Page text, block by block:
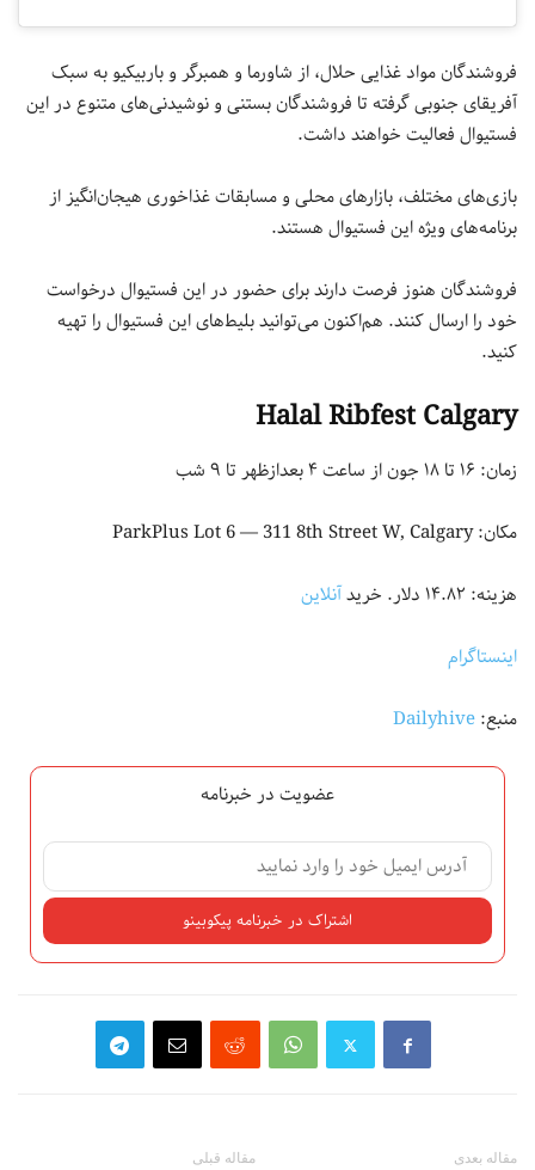
فروشندگان مواد غذایی حلال، از شاورما و همبرگر و باربیکیو به سبک
آفریقای جنوبی گرفته تا فروشندگان بستنی و نوشیدنی‌های متنوع در این
فستیوال فعالیت خواهند داشت.
بازی‌های مختلف، بازارهای محلی و مسابقات غذاخوری هیجان‌انگیز از
برنامه‌های ویژه این فستیوال هستند.
فروشندگان هنوز فرصت دارند برای حضور در این فستیوال درخواست
خود را ارسال کنند. هم‌اکنون می‌توانید بلیط‌های این فستیوال را تهیه
کنید.
Halal Ribfest Calgary
زمان: ۱۶ تا ۱۸ جون از ساعت ۴ بعدازظهر تا ۹ شب
مکان: ParkPlus Lot 6 — 311 8th Street W, Calgary
هزینه: ۱۴.۸۲ دلار. خرید
آنلاین
اینستاگرام
منبع:Dailyhive
عضویت در خبرنامه
مقاله قبلی مقاله بعدی